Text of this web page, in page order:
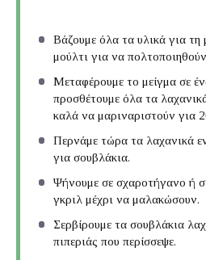
Βάζουμε όλα τα υλικά για τη
μούλτι για να
Μεταφέρουμε το μείγμα σε
προσθέτουμε όλα τα
καλά να μαριναριστούν για
Περνάμε τώρα τα λαχανικά
για σουβλάκια.
Ψήνουμε σε σχαροτήγανο ή
γκριλ μέχρι να μαλακώσουν.
Σερβίρουμε τα σουβλάκια
πιπεριάς που περίσσεψε.